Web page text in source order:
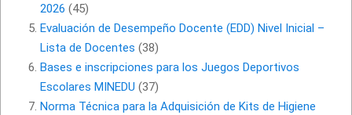
2026 (45)
Evaluación de Desempeño Docente (EDD) Nivel Inicial –
Lista de Docentes (38)
Bases e inscripciones para los Juegos Deportivos
Escolares MINEDU (37)
Norma Técnica para la Adquisición de Kits de Higiene